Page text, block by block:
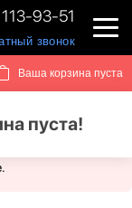
93-51
звонок
Ваша корзина пуста
пуста!
Вас доступен